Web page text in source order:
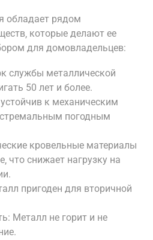
обладает рядом
которые делают ее
для домовладельцев:
службы металлической
50 лет и более.
к механическим
погодным
кровельные материалы
что снижает нагрузку на
пригоден для вторичной
Металл не горит и не